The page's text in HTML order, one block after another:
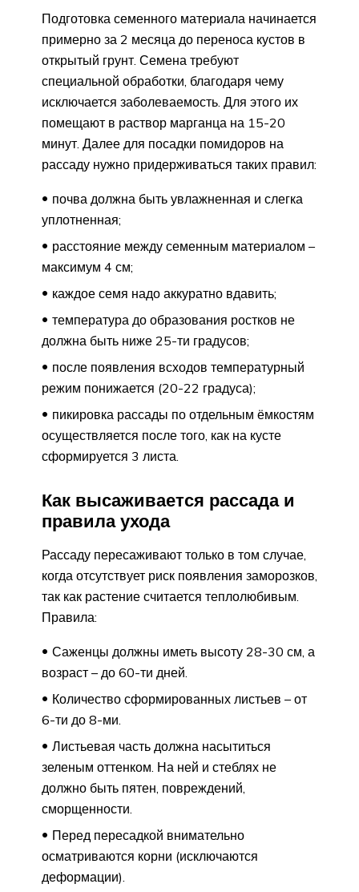
Подготовка семенного материала начинается
примерно за 2 месяца до переноса кустов в
открытый грунт. Семена требуют
специальной обработки, благодаря чему
исключается заболеваемость. Для этого их
помещают в раствор марганца на 15-20
минут. Далее для посадки помидоров на
рассаду нужно придерживаться таких правил:
почва должна быть увлажненная и слегка
уплотненная;
расстояние между семенным материалом –
максимум 4 см;
каждое семя надо аккуратно вдавить;
температура до образования ростков не
должна быть ниже 25-ти градусов;
после появления всходов температурный
режим понижается (20-22 градуса);
пикировка рассады по отдельным ёмкостям
осуществляется после того, как на кусте
сформируется 3 листа.
Как высаживается рассада и
правила ухода
Рассаду пересаживают только в том случае,
когда отсутствует риск появления заморозков,
так как растение считается теплолюбивым.
Правила:
Саженцы должны иметь высоту 28-30 см, а
возраст – до 60-ти дней.
Количество сформированных листьев – от
6-ти до 8-ми.
Листьевая часть должна насытиться
зеленым оттенком. На ней и стеблях не
должно быть пятен, повреждений,
сморщенности.
Перед пересадкой внимательно
осматриваются корни (исключаются
деформации).